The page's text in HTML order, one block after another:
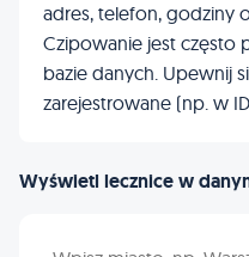
adres, telefon, godziny
Czipowanie jest często
bazie danych. Upewnij
zarejestrowane (np. w
Wyświetl lecznice w